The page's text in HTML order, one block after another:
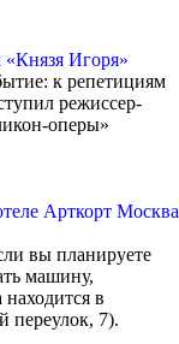
Игоря»
к репетициям
режиссер-
оперы»
Арткорт Москва
вы планируете
машину,
в
переулок, 7).